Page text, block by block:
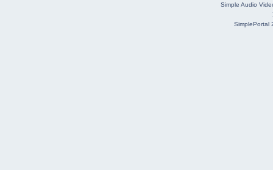
Simple Audio
SimplePortal